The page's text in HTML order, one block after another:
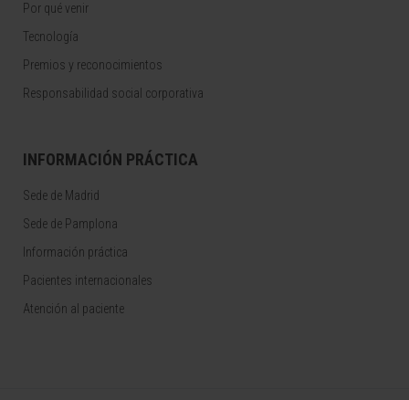
Por qué venir
Tecnología
Premios y reconocimientos
Responsabilidad social corporativa
INFORMACIÓN PRÁCTICA
Sede de Madrid
Sede de Pamplona
Información práctica
Pacientes internacionales
Atención al paciente